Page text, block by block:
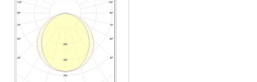
АСТЗ
NLCO
INNOLUX